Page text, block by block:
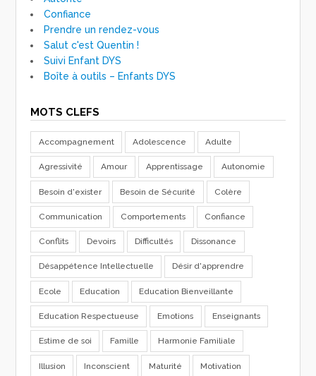
Confiance
Prendre un rendez-vous
Salut c'est Quentin !
Suivi Enfant DYS
Boîte à outils – Enfants DYS
MOTS CLEFS
Accompagnement Adolescence Adulte
Agressivité Amour Apprentissage Autonomie
Besoin d'exister Besoin de Sécurité Colère
Communication Comportements Confiance
Conflits Devoirs Difficultés Dissonance
Désappétence Intellectuelle Désir d'apprendre
Ecole Education Education Bienveillante
Education Respectueuse Emotions Enseignants
Estime de soi Famille Harmonie Familiale
Illusion Inconscient Maturité Motivation